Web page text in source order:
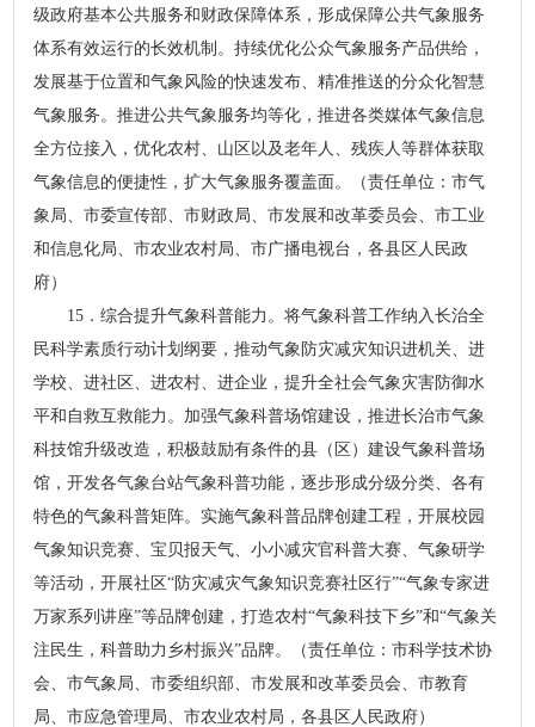
级政府基本公共服务和财政保障体系，形成保障公共气象服务
体系有效运行的长效机制。持续优化公众气象服务产品供给，
发展基于位置和气象风险的快速发布、精准推送的分众化智慧
气象服务。推进公共气象服务均等化，推进各类媒体气象信息
全方位接入，优化农村、山区以及老年人、残疾人等群体获取
气象信息的便捷性，扩大气象服务覆盖面。（责任单位：市气
象局、市委宣传部、市财政局、市发展和改革委员会、市工业
和信息化局、市农业农村局、市广播电视台，各县区人民政
府）
15．综合提升气象科普能力。将气象科普工作纳入长治全
民科学素质行动计划纲要，推动气象防灾减灾知识进机关、进
学校、进社区、进农村、进企业，提升全社会气象灾害防御水
平和自救互救能力。加强气象科普场馆建设，推进长治市气象
科技馆升级改造，积极鼓励有条件的县（区）建设气象科普场
馆，开发各气象台站气象科普功能，逐步形成分级分类、各有
特色的气象科普矩阵。实施气象科普品牌创建工程，开展校园
气象知识竞赛、宝贝报天气、小小减灾官科普大赛、气象研学
等活动，开展社区“防灾减灾气象知识竞赛社区行”“气象专家进
万家系列讲座”等品牌创建，打造农村“气象科技下乡”和“气象关
注民生，科普助力乡村振兴”品牌。（责任单位：市科学技术协
会、市气象局、市委组织部、市发展和改革委员会、市教育
局、市应急管理局、市农业农村局，各县区人民政府）